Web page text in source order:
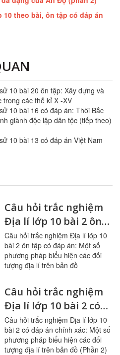
theo bài, ôn tập có đáp án
10 bài 20 ôn tập: Xây dựng và
trong các thế kỉ X -XV
10 bài 16 có đáp án: Thời Bắc
giành độc lập dân tộc (tiếp theo)
10 bài 13 có đáp án Việt Nam
Câu hỏi trắc nghiệm
Địa lí lớp 10 bài 2 ôn
tập: Một số phương
pháp biểu hiện các
đối tượng địa lí trên
Câu hỏi trắc nghiệm Địa lí lớp 10
bài 2 ôn tập có đáp án: Một số
phương pháp biểu hiện các đối
tượng địa lí trên bản đồ
Câu hỏi trắc nghiệm
Địa lí lớp 10 bài 2 có
đáp án: Một số
phương pháp biểu
hiện các đối tượng
Câu hỏi trắc nghiệm Địa lí lớp 10
bài 2 có đáp án chính xác: Một số
phương pháp biểu hiện các đối
tượng địa lí trên bản đồ (Phần 2)